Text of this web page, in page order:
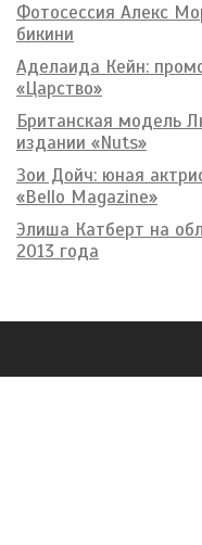
Фотосессия Алекс
бикини
Аделаида Кейн:
«Царство»
Британская модель
издании «Nuts»
Зои Дойч: юная
«Bello Magazine»
Элиша Катберт на
2013 года